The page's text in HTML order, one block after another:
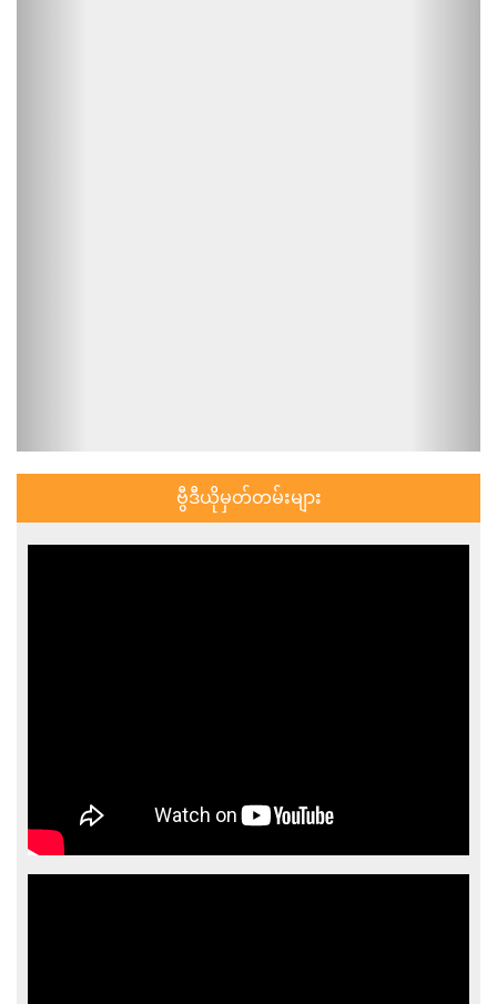
ဗွီဒီယိုမှတ်တမ်းများ